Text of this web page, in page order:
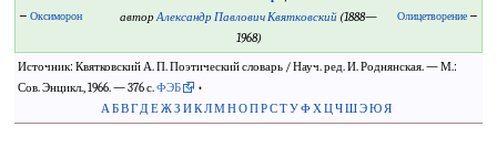
← Оксиморон
авторАлександр Павлович Квятковский (1888—
1968)
Олицетворение→
Источник: Квятковский А. П. Поэтический словарь / Науч. ред. И. Роднянская. — М.:
Сов. Энцикл., 1966. — 376 с.ФЭБ
•
АБВГД ЕЖЗ ИКЛМНОПРСТУФХЦЧШЭЮЯ